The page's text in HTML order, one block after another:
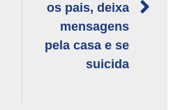
os pais, deixa
mensagens
pela casa e se
suicida